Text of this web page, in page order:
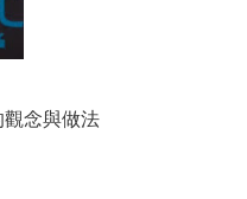
觀念與做法